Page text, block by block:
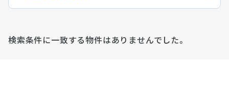
検索条件に一致する物件はありませんでした。